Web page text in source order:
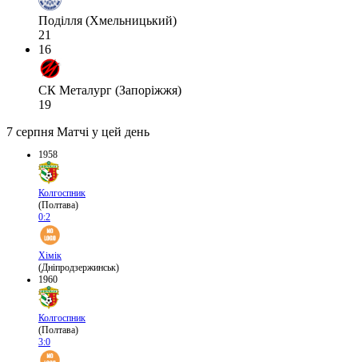
Поділля (Хмельницький)
21
16
СК Металург (Запоріжжя)
19
7 серпня Матчі у цей день
1958
Колгоспник
(Полтава)
0:2
Хімік
(Дніпродзержинськ)
1960
Колгоспник
(Полтава)
3:0